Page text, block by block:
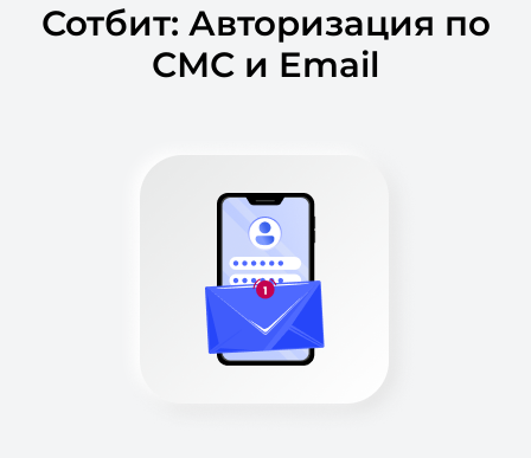
Сотбит: Авторизация по
СМС и Email